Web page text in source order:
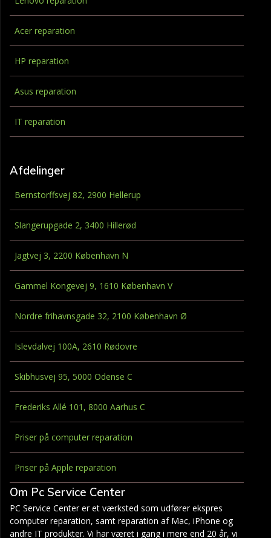
Acer reparation
HP reparation
Asus reparation
IT reparation
Afdelinger
Bernstorffsvej 82, 2900 Hellerup
Slangerupgade 2, 3400 Hillerød
Jagtvej 3, 2200 København N
Gammel Kongevej 9, 1610 København V
Nordre frihavnsgade 32, 2100 København Ø
Islevdalvej 100A, 2610 Rødovre
Skibhusvej 95, 5000 Odense C
Frederiks Allé 101, 8000 Aarhus C
Priser på computer reparation
Priser på Apple reparation
Om Pc Service Center
PC Service Center er et værksted som udfører ekspres
computer reparation, samt reparation af Mac, iPhone og
andre IT produkter. Vi har været i gang i mere end 20 år, vi